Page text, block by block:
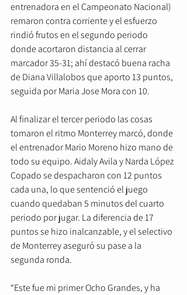
entrenadora en el Campeonato Nacional)
remaron contra corriente y el esfuerzo
rindió frutos en el segundo periodo
donde acortaron distancia al cerrar
marcador 35-31; ahí destacó buena racha
de Diana Villalobos que aporto 13 puntos,
seguida por Maria Jose Mora con 10.
Al finalizar el tercer periodo las cosas
tomaron el ritmo Monterrey marcó, donde
el entrenador Mario Moreno hizo mano de
todo su equipo. Aidaly Avila y Narda López
Copado se despacharon con 12 puntos
cada una, lo que sentenció el juego
cuando quedaban 5 minutos del cuarto
periodo por jugar. La diferencia de 17
puntos se hizo inalcanzable, y el selectivo
de Monterrey aseguró su pase a la
segunda ronda.
“Este fue mi primer Ocho Grandes, y ha